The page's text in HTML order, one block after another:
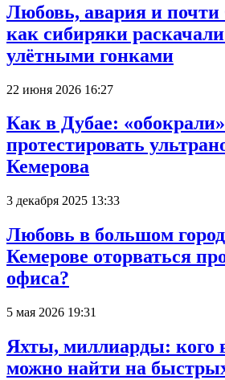
Любовь, авария и
как сибиряки раскачали
улётными гонками
22 июня 2026 16:27
Как в Дубае:
протестировать
Кемерова
3 декабря 2025 13:33
Любовь в большом
Кемерове оторваться
офиса?
5 мая 2026 19:31
Яхты, миллиарды: кого
можно найти на